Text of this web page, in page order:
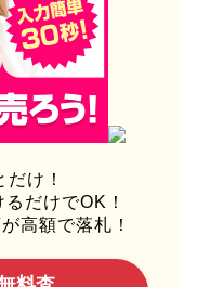
け！
だけでOK！
高額で落札！